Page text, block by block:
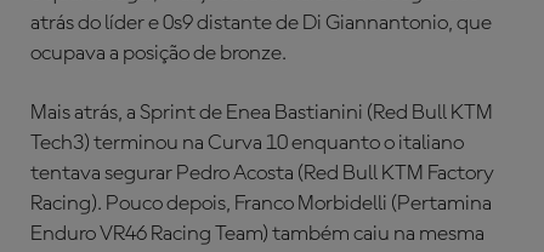
atrás do líder e 0s9 distante de Di Giannantonio, que
ocupava a posição de bronze.
Mais atrás, a Sprint de Enea Bastianini (Red Bull KTM
Tech3) terminou na Curva 10 enquanto o italiano
tentava segurar Pedro Acosta (Red Bull KTM Factory
Racing). Pouco depois, Franco Morbidelli (Pertamina
Enduro VR46 Racing Team) também caiu na mesma